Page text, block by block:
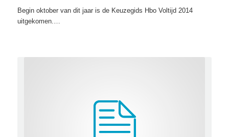
Begin oktober van dit jaar is de Keuzegids Hbo Voltijd 2014
uitgekomen.…